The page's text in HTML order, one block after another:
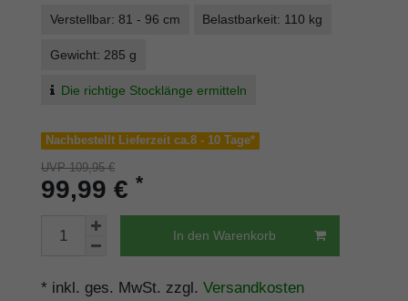
Verstellbar: 81 - 96 cm Belastbarkeit: 110 kg
Gewicht: 285 g
Die richtige Stocklänge ermitteln
Nachbestellt Lieferzeit ca.8 - 10 Tage*
UVP 109,95 €
99,99 € *
In den Warenkorb
* inkl. ges. MwSt. zzgl. Versandkosten